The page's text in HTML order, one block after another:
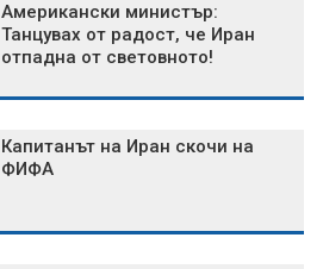
Американски министър:
Танцувах от радост, че Иран
отпадна от световното!
Капитанът на Иран скочи на
ФИФА